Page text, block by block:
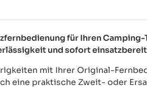
für Ihren
und sofort einsatzbereit
mit Ihrer Original-
eine praktische Zweit- oder